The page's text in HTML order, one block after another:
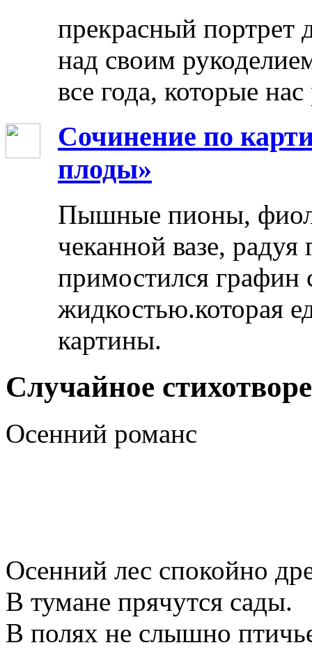
прекрасный портрет
над своим
все года, которые
Сочинение по
плоды»
Пышные пионы,
чеканной вазе,
примостился графин
жидкостью.которая
картины.
Случайное
Осенний романс
Осенний лес спокойно
В тумане прячутся сады.
В полях не слышно